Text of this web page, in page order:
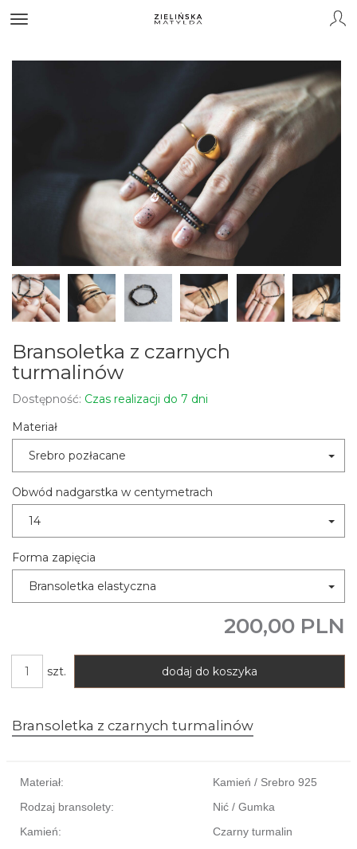
Bransoletka z czarnych
turmalinów
Dostępność: Czas realizacji do 7 dni
Materiał
Srebro pozłacane
Obwód nadgarstka w centymetrach
14
Forma zapięcia
Bransoletka elastyczna
200,00 PLN
szt. dodaj do koszyka
Bransoletka z czarnych turmalinów
Materiał:
Kamień / Srebro 925
Rodzaj bransolety:
Nić / Gumka
Kamień:
Czarny turmalin